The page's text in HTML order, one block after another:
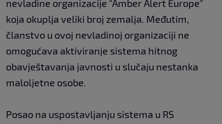
nevladine organizacije "Amber Alert Europe"
koja okuplja veliki broj zemalja. Međutim,
članstvo u ovoj nevladinoj organizaciji ne
omogućava aktiviranje sistema hitnog
obavještavanja javnosti u slučaju nestanka
maloljetne osobe.
Posao na uspostavljanju sistema u RS